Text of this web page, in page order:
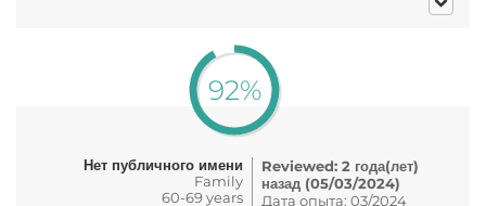
92%
Нет публичного имени
Family
60-69 years
Reviewed: 2 года(лет)
назад (05/03/2024)
Дата опыта: 03/2024